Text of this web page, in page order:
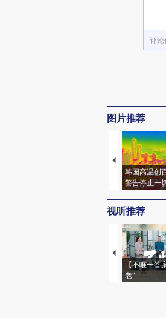
评论
图片推荐
韩国高温创
警告停止一
视听推荐
【不唯一答
老”